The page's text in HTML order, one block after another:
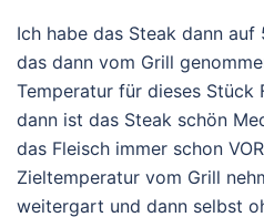
Ich habe das Steak dann
das dann vom Grill
Temperatur für dieses Stück
dann ist das Steak schön
das Fleisch immer schon
Zieltemperatur vom Grill
weitergart und dann selbst